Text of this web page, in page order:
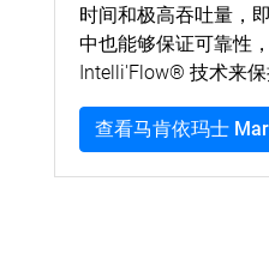
时间和极高吞吐量，
中也能够保证可靠性
Intelli'Flow® 技术来保
查看马肯依玛士